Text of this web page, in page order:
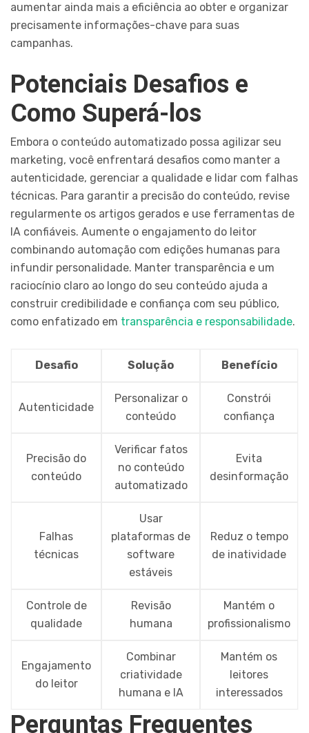
aumentar ainda mais a eficiência ao obter e organizar
precisamente informações-chave para suas
campanhas.
Potenciais Desafios e
Como Superá-los
Embora o conteúdo automatizado possa agilizar seu
marketing, você enfrentará desafios como manter a
autenticidade, gerenciar a qualidade e lidar com falhas
técnicas. Para garantir a precisão do conteúdo, revise
regularmente os artigos gerados e use ferramentas de
IA confiáveis. Aumente o engajamento do leitor
combinando automação com edições humanas para
infundir personalidade. Manter transparência e um
raciocínio claro ao longo do seu conteúdo ajuda a
construir credibilidade e confiança com seu público,
como enfatizado em transparência e responsabilidade.
Desafio Solução Benefício
Autenticidade
Personalizar o
conteúdo
Constrói
confiança
Precisão do
conteúdo
Verificar fatos
no conteúdo
automatizado
Evita
desinformação
Falhas
técnicas
Usar
plataformas de
software
estáveis
Reduz o tempo
de inatividade
Controle de
qualidade
Revisão
humana
Mantém o
profissionalismo
Engajamento
do leitor
Combinar
criatividade
humana e IA
Mantém os
leitores
interessados
Perguntas Frequentes